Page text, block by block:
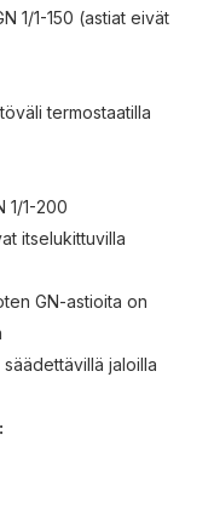
1/1-150 (astiat eivät
termostaatilla
1/1-200
itselukittuvilla
GN-astioita on
jaloilla